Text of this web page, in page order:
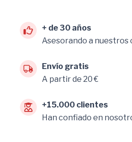
+ de 30 años
Asesorando a nuestros
Envío gratis
A partir de 20 €
+15.000 clientes
Han confiado en